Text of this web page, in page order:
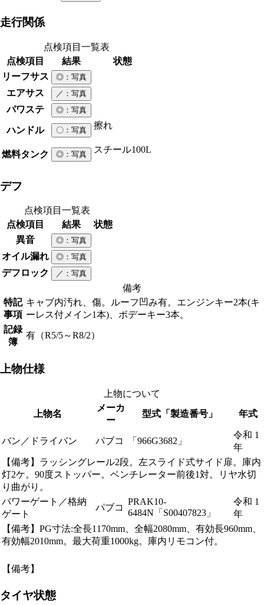
走行関係
点検項目一覧表
点検項目
結果
状態
リーフサス
◎ ：写真
エアサス ／ ：写真
パワステ ◎ ：写真
ハンドル 〇 ：写真 擦れ
燃料タンク ◎ ：写真 スチール100L
デフ
点検項目一覧表
点検項目
結果
状態
異音
◎ ：写真
オイル漏れ ◎ ：写真
デフロック ／ ：写真
備考
特記
事項
キャブ内汚れ、傷。ルーフ凹み有。エンジンキー2本(キ
ーレス付メイン1本)、ボデーキー3本。
記録
簿
有（R5/5～R8/2）
上物仕様
上物について
上物名
メーカ
ー
型式「製造番号」 年式
バン／ドライバン パブコ 「966G3682」
令和 1
年
【備考】ラッシングレール2段。左スライド式サイド扉。庫内
灯2ケ。90度ストッパー。ベンチレーター前後1対。リヤ水切
り曲がり。
パワーゲート／格納
ゲート
パブコ
PRAK10-
6484N「S00407823」
令和 1
年
【備考】PG寸法:全長1170mm、全幅2080mm、有効長960mm、
有効幅2010mm。最大荷重1000kg。庫内リモコン付。
【備考】
タイヤ状態